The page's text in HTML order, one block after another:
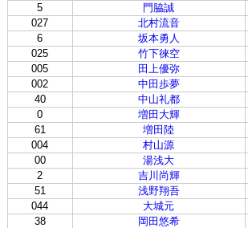
5
門脇誠
027
北村流音
6
坂本勇人
025
竹下徠空
005
田上優弥
002
中田歩夢
40
中山礼都
0
増田大輝
61
増田陸
004
村山源
00
湯浅大
2
吉川尚輝
51
浅野翔吾
044
大城元
38
岡田悠希